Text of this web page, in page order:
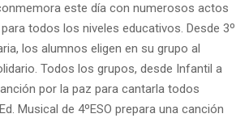
este día con numerosos actos
todos los niveles educativos. Desde 3º
los alumnos eligen en su grupo al
Todos los grupos, desde Infantil a
por la paz para cantarla todos
Musical de 4ºESO prepara una canción